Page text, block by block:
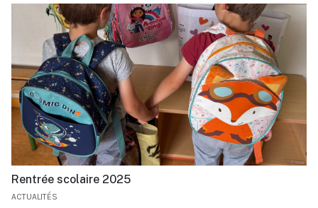
Rentrée scolaire 2025
ACTUALITÉS